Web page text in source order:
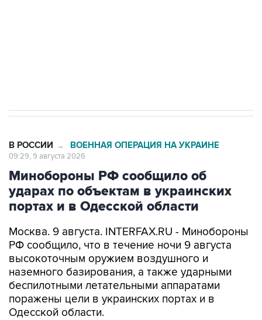
В РОССИИ → ВОЕННАЯ ОПЕРАЦИЯ НА УКРАИНЕ
09:29, 9 августа 2026
Минобороны РФ сообщило об
ударах по объектам в украинских
портах и в Одесской области
Москва. 9 августа. INTERFAX.RU - Минобороны
РФ сообщило, что в течение ночи 9 августа
высокоточным оружием воздушного и
наземного базирования, а также ударными
беспилотными летательными аппаратами
поражены цели в украинских портах и в
Одесской области.